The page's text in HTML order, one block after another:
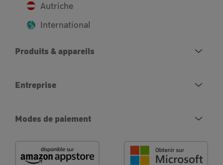
Autriche
International
Produits & appareils
Entreprise
Modes de paiement